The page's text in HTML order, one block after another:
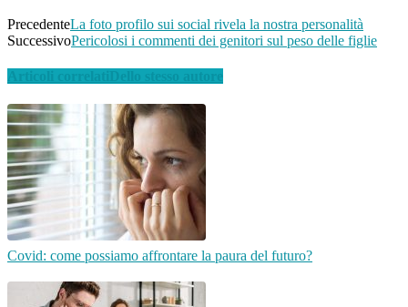
PrecedenteLa foto profilo sui social rivela la nostra personalità
SuccessivoPericolosi i commenti dei genitori sul peso delle figlie
Covid: come possiamo affrontare la paura del futuro?